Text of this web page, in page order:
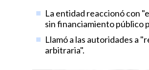
La entidad reaccionó con
sin financiamiento público
Llamó a las autoridades a
arbitraria".